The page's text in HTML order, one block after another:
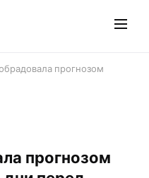
прогнозом
прогнозом